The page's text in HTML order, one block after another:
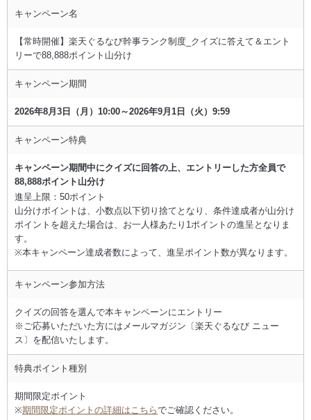
キャンペーン名
【常時開催】楽天ぐるなび幹事ランク制度_クイズに答えて＆エント
リーで88,888ポイント山分け
キャンペーン期間
2026年8月3日（月）10:00～2026年9月1日（火）9:59
キャンペーン特典
キャンペーン期間中にクイズに回答の上、エントリーした方全員で
88,888ポイント山分け
進呈上限：50ポイント
山分けポイントは、小数点以下切り捨てとなり、条件達成者が山分け
ポイントを超えた場合は、お一人様あたり1ポイントの進呈となりま
す。
※本キャンペーン達成者数によって、進呈ポイント数が異なります。
キャンペーン参加方法
クイズの回答を選んで本キャンペーンにエントリー
※ご応募いただいた方にはメールマガジン〔楽天ぐるなび ニュー
ス〕を配信いたします。
特典ポイント種別
期間限定ポイント
※期間限定ポイントの詳細はこちらでご確認ください。